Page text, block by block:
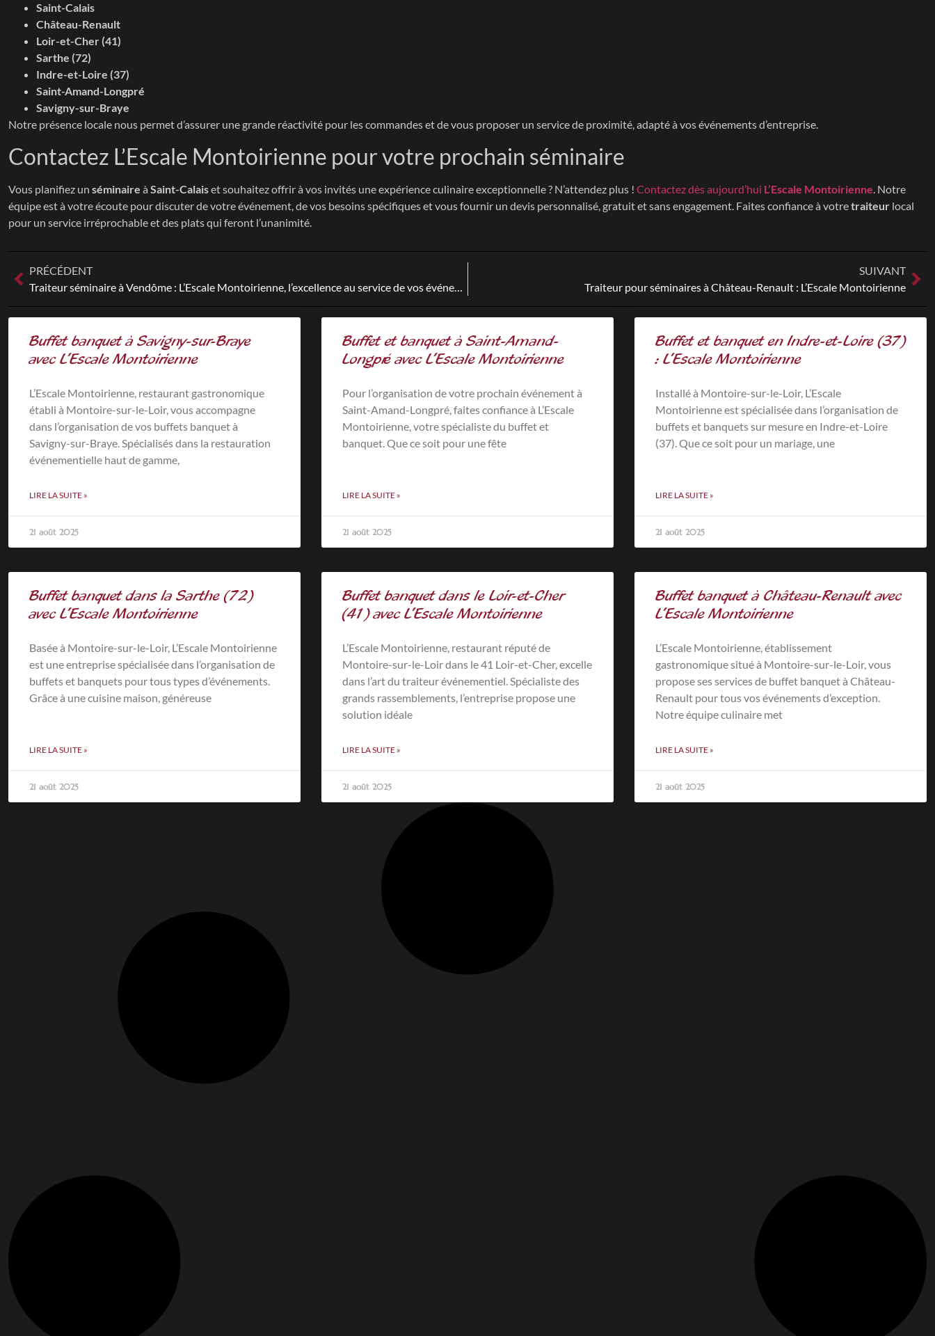
Saint-Calais
Château-Renault
Loir-et-Cher (41)
Sarthe (72)
Indre-et-Loire (37)
Saint-Amand-Longpré
Savigny-sur-Braye
Notre présence locale nous permet d’assurer une grande réactivité pour les commandes et de vous proposer un service de proximité, adapté à vos événements d’entreprise.
Contactez L’Escale Montoirienne pour votre prochain séminaire
Vous planifiez un séminaire à Saint-Calaiset souhaitez offrir à vos invités une expérience culinaire exceptionnelle ? N’attendez plus ! Contactez dès aujourd’hui L’Escale Montoirienne . Notre
équipe est à votre écoute pour discuter de votre événement, de vos besoins spécifiques et vous fournir un devis personnalisé, gratuit et sans engagement. Faites confiance à votretraiteur local
pour un service irréprochable et des plats qui feront l’unanimité.
PRÉCÉDENT
Traiteur séminaire à Vendôme : L’Escale Montoirienne, l’excellence au service de vos événements professionnels
SUIVANT
Traiteur pour séminaires à Château-Renault : L’Escale Montoirienne
Buffet banquet à Savigny-sur-Braye
avec L’Escale Montoirienne
L’Escale Montoirienne, restaurant gastronomique
établi à Montoire-sur-le-Loir, vous accompagne
dans l’organisation de vos buffets banquet à
Savigny-sur-Braye. Spécialisés dans la restauration
événementielle haut de gamme,
LIRE LA SUITE »
21 août 2025
Buffet et banquet à Saint-Amand-
Longpré avec L’Escale Montoirienne
Pour l’organisation de votre prochain événement à
Saint-Amand-Longpré, faites confiance à L’Escale
Montoirienne, votre spécialiste du buffet et
banquet. Que ce soit pour une fête
LIRE LA SUITE »
21 août 2025
Buffet et banquet en Indre-et-Loire (37)
: L’Escale Montoirienne
Installé à Montoire-sur-le-Loir, L’Escale
Montoirienne est spécialisée dans l’organisation de
buffets et banquets sur mesure en Indre-et-Loire
(37). Que ce soit pour un mariage, une
LIRE LA SUITE »
21 août 2025
Buffet banquet dans la Sarthe (72)
avec L’Escale Montoirienne
Basée à Montoire-sur-le-Loir, L’Escale Montoirienne
est une entreprise spécialisée dans l’organisation de
buffets et banquets pour tous types d’événements.
Grâce à une cuisine maison, généreuse
LIRE LA SUITE »
21 août 2025
Buffet banquet dans le Loir-et-Cher
(41) avec L’Escale Montoirienne
L’Escale Montoirienne, restaurant réputé de
Montoire-sur-le-Loir dans le 41 Loir-et-Cher, excelle
dans l’art du traiteur événementiel. Spécialiste des
grands rassemblements, l’entreprise propose une
solution idéale
LIRE LA SUITE »
21 août 2025
Buffet banquet à Château-Renault avec
L’Escale Montoirienne
L’Escale Montoirienne, établissement
gastronomique situé à Montoire-sur-le-Loir, vous
propose ses services de buffet banquet à Château-
Renault pour tous vos événements d’exception.
Notre équipe culinaire met
LIRE LA SUITE »
21 août 2025